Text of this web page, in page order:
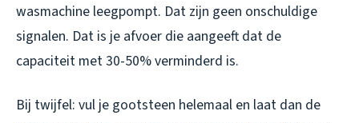
wasmachine leegpompt. Dat zijn geen onschuldige
signalen. Dat is je afvoer die aangeeft dat de
capaciteit met 30-50% verminderd is.
Bij twijfel: vul je gootsteen helemaal en laat dan de